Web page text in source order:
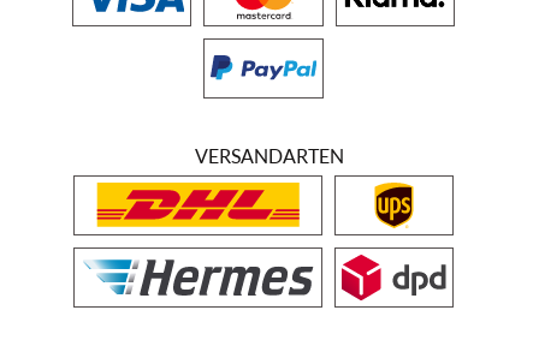
VERSANDARTEN